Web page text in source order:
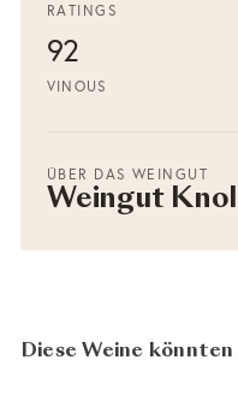
RATINGS
92
VINOUS
ÜBER DAS WEINGUT
Weingut
Diese Weine